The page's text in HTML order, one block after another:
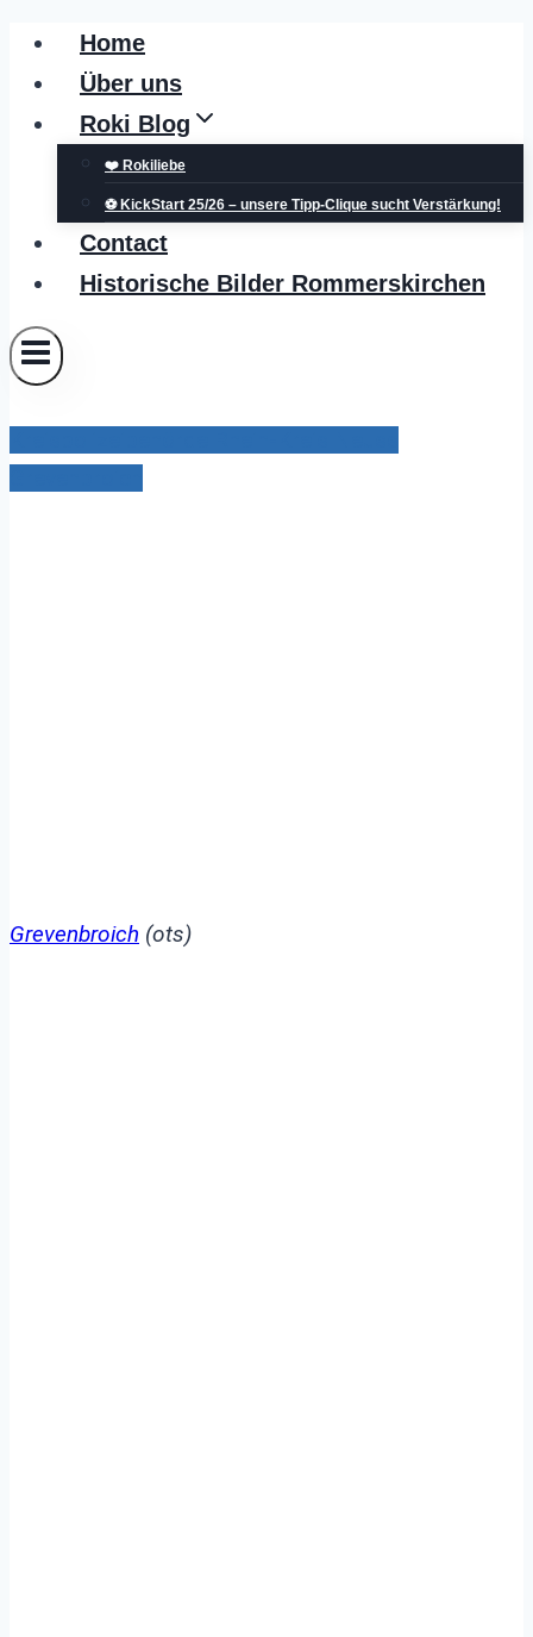
Zum
Inhalt
springen
Home
Über uns
Roki Blog
❤️ Rokiliebe
⚽ KickStart 25/26 – unsere Tipp-Clique sucht Verstärkung!
Contact
Historische Bilder Rommerskirchen
Grevenbroich (ots)